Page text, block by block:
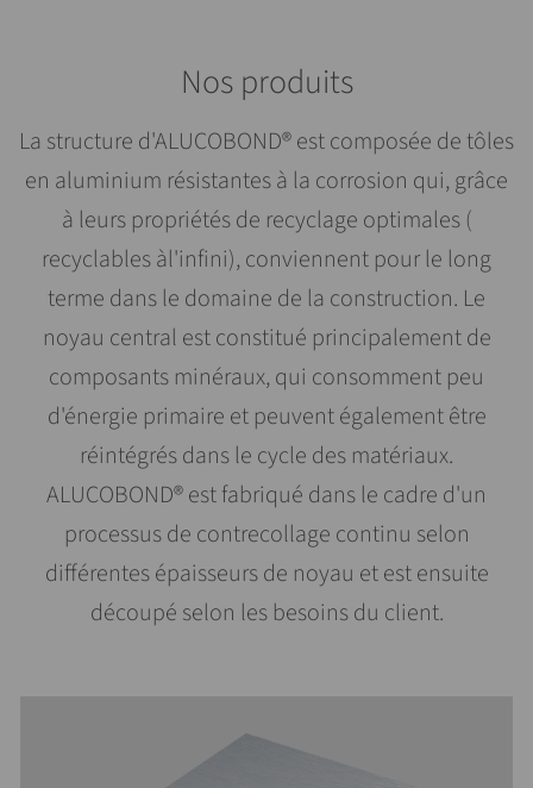
Nos produits
La structure d'ALUCOBOND® est composée de tôles
en aluminium résistantes à la corrosion qui, grâce
à leurs propriétés de recyclage optimales (
recyclables àl'infini), conviennent pour le long
terme dans le domaine de la construction. Le
noyau central est constitué principalement de
composants minéraux, qui consomment peu
d'énergie primaire et peuvent également être
réintégrés dans le cycle des matériaux.
ALUCOBOND® est fabriqué dans le cadre d'un
processus de contrecollage continu selon
différentes épaisseurs de noyau et est ensuite
découpé selon les besoins du client.